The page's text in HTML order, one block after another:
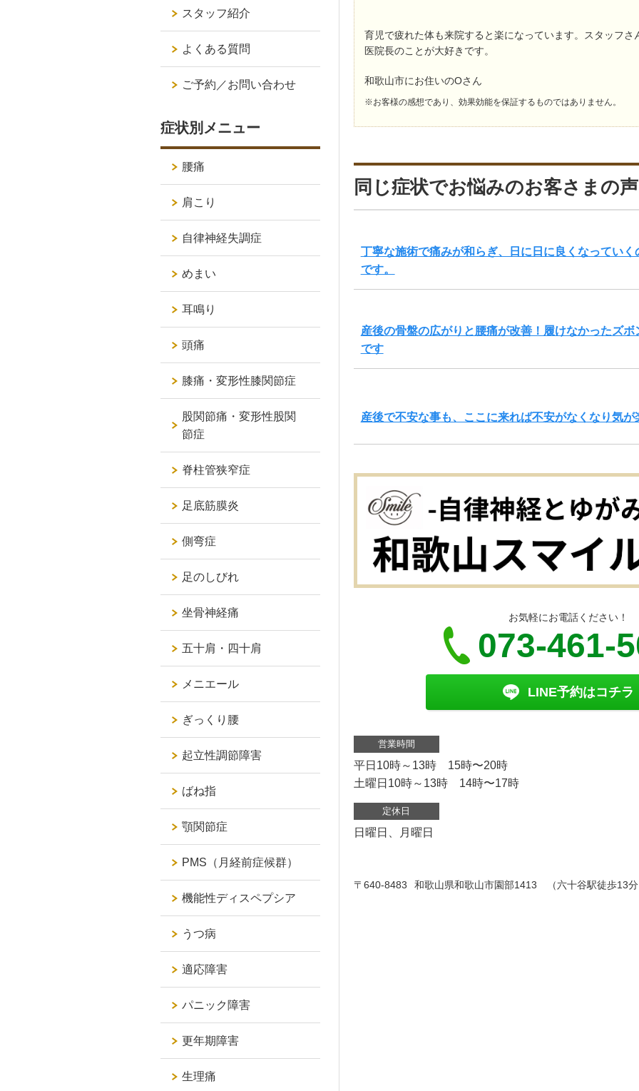
育児で疲れた体も来院すると楽になっています。スタッフさ
医院長のことが大好きです。
和歌山市にお住いのOさん
※お客様の感想であり、効果効能を保証するものではありません。
同じ症状でお悩みのお客さまの声
丁寧な施術で痛みが和らぎ、日に日に良くなっていく
です。
産後の骨盤の広がりと腰痛が改善！履けなかったズボ
です
産後で不安な事も、ここに来れば不安がなくなり気が
お気軽にお電話ください！
073-461-
LINE予約はコチラ
営業時間
平日10時～13時 15時〜20時
土曜日10時～13時 14時〜17時
定休日
日曜日、月曜日
〒640-8483 和歌山県和歌山市園部1413 （六十谷駅徒歩13
スタッフ紹介
よくある質問
ご予約／お問い合わせ
症状別メニュー
腰痛
肩こり
自律神経失調症
めまい
耳鳴り
頭痛
膝痛・変形性膝関節症
股関節痛・変形性股関
節症
脊柱管狭窄症
足底筋膜炎
側弯症
足のしびれ
坐骨神経痛
五十肩・四十肩
メニエール
ぎっくり腰
起立性調節障害
ばね指
顎関節症
PMS（月経前症候群）
機能性ディスペプシア
うつ病
適応障害
パニック障害
更年期障害
生理痛